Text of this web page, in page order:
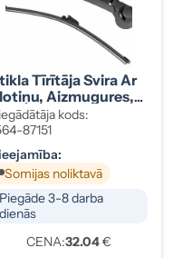
Tīrītāja Svira Ar
Aizmugures,
1K9955427
kods:
87151
Somijas noliktavā
Piegāde 3-8 darba
dienās
CENA:32.04€